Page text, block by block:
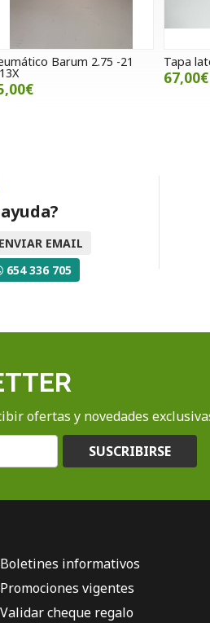
Barum 2.75 -21 Tapa
67,00€
ENVIAR EMAIL
654 336 705
ofertas y novedades
SUSCRIBIRSE
Boletines informativos
Promociones vigentes
Validar cheque regalo